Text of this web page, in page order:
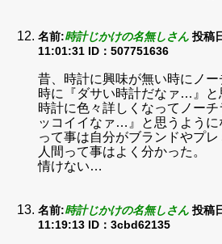
名前:時計じかけの名無しさん 投稿
11:01:31 ID：507751636
昔、時計に興味が無い時にノ
時に『ダサい時計だなァ…』と
時計に色々詳しくなってノー
ッコイイなァ…』と思うように
って事は自分がブランドやプ
人間って事はよく分かった。
情けない…
名前:時計じかけの名無しさん 投稿
11:19:13 ID：3cbd62135